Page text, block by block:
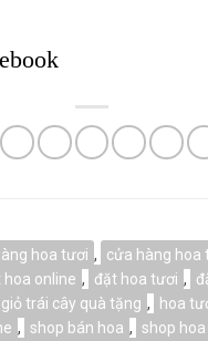
hoa tươi , cửa hàng hoa
hoa online , đặt hoa tươi ,
giỏ trái cây quà tặng , hoa
, shop bán hoa , shop